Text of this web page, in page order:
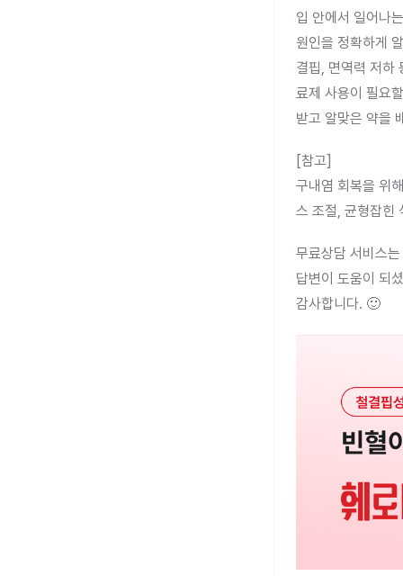
입 안에서 일어나
원인을 정확하게
결핍, 면역력 저하
료제 사용이 필요
받고 알맞은 약을
[참고]
구내염 회복을 위
스 조절, 균형잡힌
무료상담 서비스
답변이 도움이 되
감사합니다. 🙂